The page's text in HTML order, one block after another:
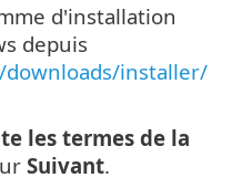
d'installation
depuis
installer/
les termes de la
Suivant.